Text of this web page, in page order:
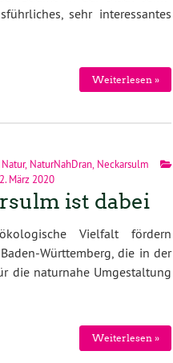
sehr interessantes
Weiterlesen »
Natur, NaturNahDran, Neckarsulm
März 2020
ist dabei
Vielfalt fördern
Württemberg, die in der
die naturnahe Umgestaltung
Weiterlesen »